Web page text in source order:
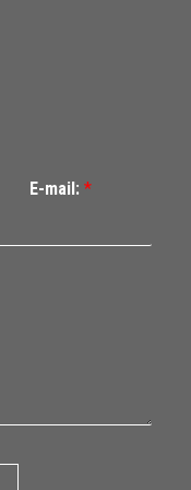
E-mail: *